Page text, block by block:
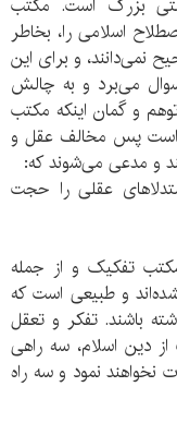
بزرگ است. مکتب
اسلامی‌ را، بخاطر
نمی‌دانند، و برای این
سوال می‌برد و به چالش
و گمان اینکه مکتب
است پس مخالف عقل و
و مدعی می‌شوند که:
عقلی را حجت
تفکیک و از جمله
و طبیعی است که
باشند. تفکر و تعقل
اسلام،‌ سه راهی
نخواهند نمود و سه راه